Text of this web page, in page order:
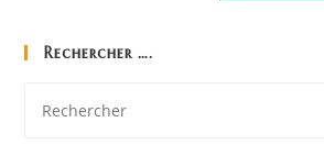
Rechercher ….